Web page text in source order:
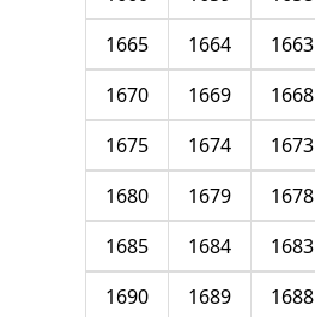
1663
1664
1665
1668
1669
1670
1673
1674
1675
1678
1679
1680
1683
1684
1685
1688
1689
1690